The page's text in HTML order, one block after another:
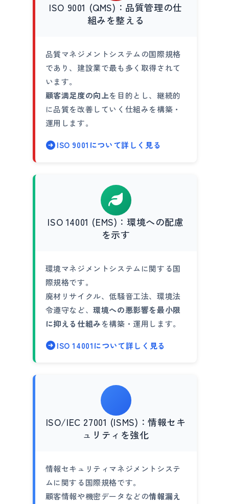
ISO 9001 (QMS)：品質管理の仕
組みを整える
品質マネジメントシステムの国際規格
であり、建設業で最も多く取得されて
います。
顧客満足度の向上を目的とし、継続的
に品質を改善していく仕組みを構築・
運用します。
ISO 9001について詳しく見る
ISO 14001 (EMS)：環境への配慮
を示す
環境マネジメントシステムに関する国
際規格です。
廃材リサイクル、低騒音工法、環境法
令遵守など、環境への悪影響を最小限
に抑える仕組みを構築・運用します。
ISO 14001について詳しく見る
ISO/IEC 27001 (ISMS)：情報セキ
ュリティを強化
情報セキュリティマネジメントシステ
ムに関する国際規格です。
顧客情報や機密データなどの情報漏え